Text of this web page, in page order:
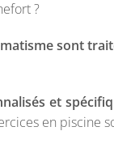
?
sont
et
en piscine